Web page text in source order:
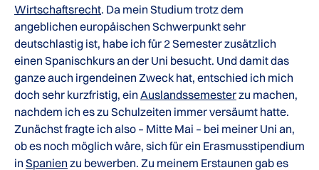
Wirtschaftsrecht. Da mein Studium trotz dem
angeblichen europäischen Schwerpunkt sehr
deutschlastig ist, habe ich für 2 Semester zusätzlich
einen Spanischkurs an der Uni besucht. Und damit das
ganze auch irgendeinen Zweck hat, entschied ich mich
doch sehr kurzfristig, ein Auslandssemesterzu machen,
nachdem ich es zu Schulzeiten immer versäumt hatte.
Zunächst fragte ich also – Mitte Mai – bei meiner Uni an,
ob es noch möglich wäre, sich für ein Erasmusstipendium
in Spanien zu bewerben. Zu meinem Erstaunen gab es